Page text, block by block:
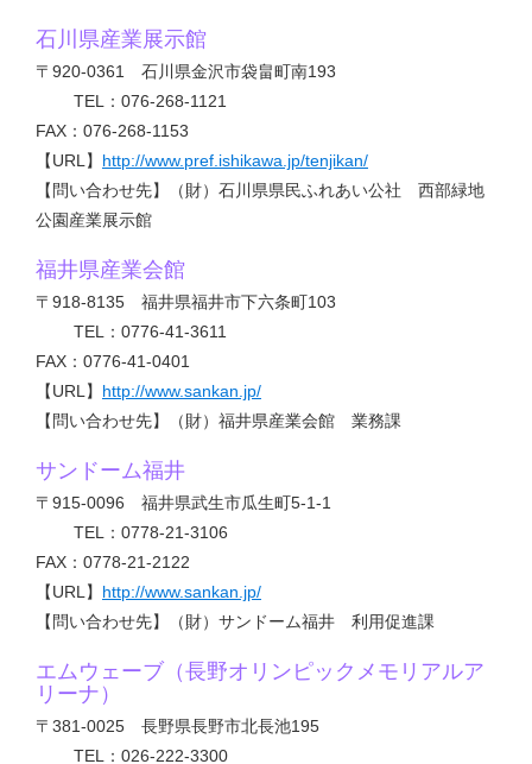
石川県産業展示館
〒920-0361 石川県金沢市袋畠町南193
TEL：076-268-1121
FAX：076-268-1153
【URL】 http://www.pref.ishikawa.jp/tenjikan/
【問い合わせ先】（財）石川県県民ふれあい公社 西部緑地
公園産業展示館
福井県産業会館
〒918-8135 福井県福井市下六条町103
TEL：0776-41-3611
FAX：0776-41-0401
【URL】 http://www.sankan.jp/
【問い合わせ先】（財）福井県産業会館 業務課
サンドーム福井
〒915-0096 福井県武生市瓜生町5-1-1
TEL：0778-21-3106
FAX：0778-21-2122
【URL】 http://www.sankan.jp/
【問い合わせ先】（財）サンドーム福井 利用促進課
エムウェーブ（長野オリンピックメモリアルア
リーナ）
〒381-0025 長野県長野市北長池195
TEL：026-222-3300